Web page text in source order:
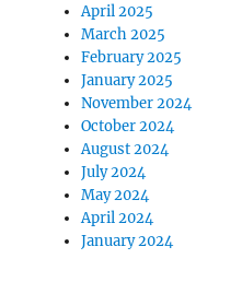
April 2025
March 2025
February 2025
January 2025
November 2024
October 2024
August 2024
July 2024
May 2024
April 2024
January 2024